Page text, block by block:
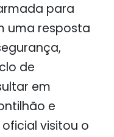
para
uma resposta
de
em
e
visitou o